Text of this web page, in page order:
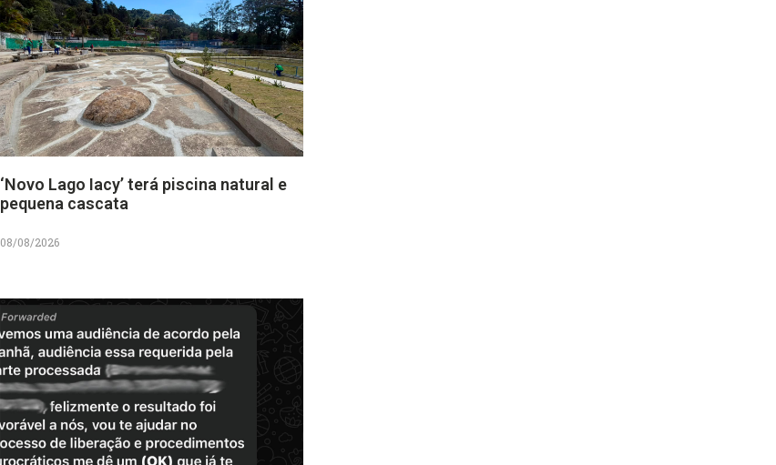
‘Novo Lago Iacy’ terá piscina natural e
pequena cascata
08/08/2026